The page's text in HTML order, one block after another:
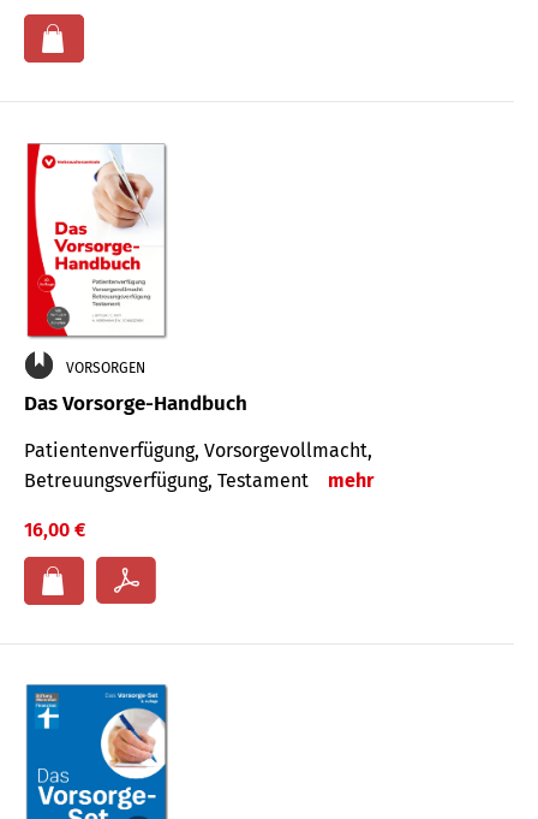
VORSORGEN
Das Vorsorge-Handbuch
Patientenverfügung, Vorsorgevollmacht,
Betreuungsverfügung, Testament
mehr
16,00 €